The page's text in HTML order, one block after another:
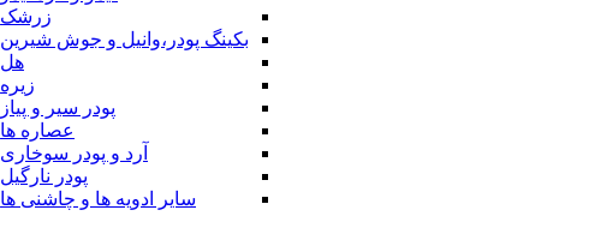
زرشک
بکینگ پودر،وانیل و جوش شیرین
هل
زیره
پودر سیر و پیاز
عصاره ها
آرد و پودر سوخاری
پودر نارگیل
سایر ادویه ها و چاشنی ها